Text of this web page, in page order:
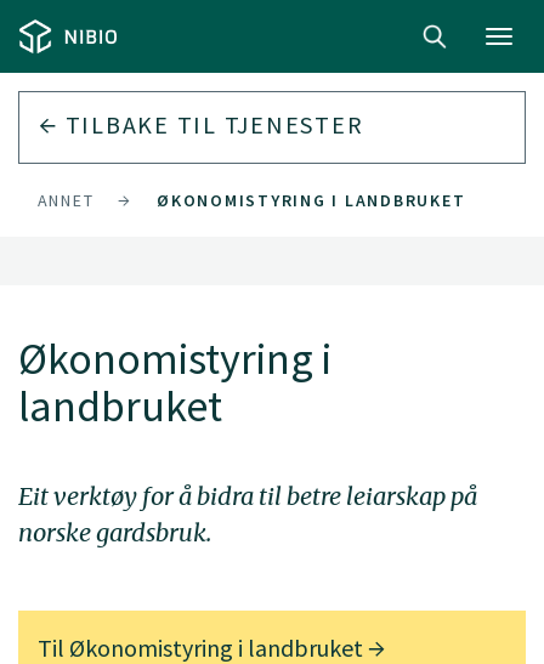
TILBAKE TIL TJENESTER
ANNET ØKONOMISTYRING I LANDBRUKET
Økonomistyring i
landbruket
Eit verktøy for å bidra til betre leiarskap på
norske gardsbruk.
Til Økonomistyring i landbruket